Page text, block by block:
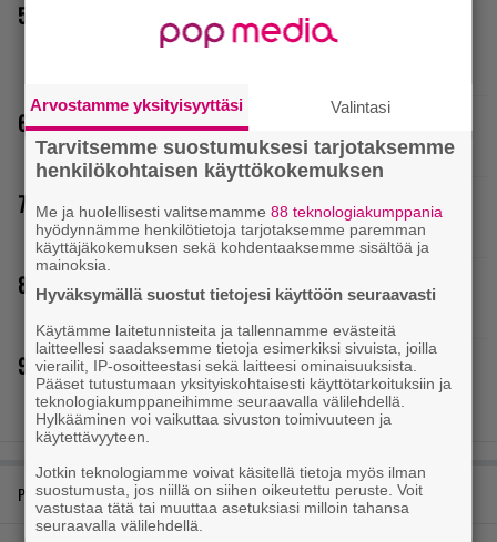
Rakastettu pelisarja täyttää 25 vuotta – vuonna 2012
julkaistu osa ilmaiseksi pc:lle, muita osia voi testailla
Huomio, kaikki Grand Theft Auto 6:n odottajat: Netflixiin
tulee pian pakollista nähtävää
Loistopeli Steamistä maksutta – mutta pidä kiirettä
lataamisen kanssa
Elokuun PlayStation Plus Essential -pelit ilmestyivät –
mukana todellinen mestariteos
Final Fantasy VII Revelation näytillä Gamescom-messujen
Opening Night Live -tapahtumassa
PELIARVIOT
Arvostamme yksityisyyttäsi Valintasi
Tarvitsemme suostumuksesi tarjotaksemme
henkilökohtaisen käyttökokemuksen
Me ja huolellisesti valitsemamme88 teknologiakumppania
hyödynnämme henkilötietoja tarjotaksemme paremman
käyttäjäkokemuksen sekä kohdentaaksemme sisältöä ja
mainoksia.
Hyväksymällä suostut tietojesi käyttöön seuraavasti
Käytämme laitetunnisteita ja tallennamme evästeitä
laitteellesi saadaksemme tietoja esimerkiksi sivuista, joilla
vierailit, IP-osoitteestasi sekä laitteesi ominaisuuksista.
Pääset tutustumaan yksityiskohtaisesti käyttötarkoituksiin ja
teknologiakumppaneihimme seuraavalla välilehdellä.
Hylkääminen voi vaikuttaa sivuston toimivuuteen ja
käytettävyyteen.
Jotkin teknologiamme voivat käsitellä tietoja myös ilman
suostumusta, jos niillä on siihen oikeutettu peruste. Voit
vastustaa tätä tai muuttaa asetuksiasi milloin tahansa
seuraavalla välilehdellä.